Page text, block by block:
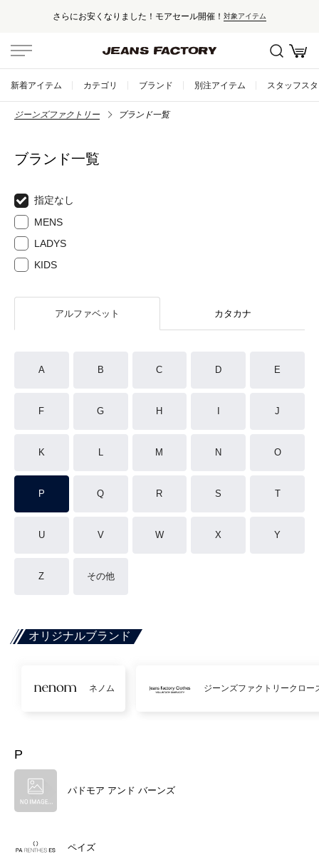
セール開催！ 対象アイテム セール対象外アイテム
新着アイテム カテゴリ ブランド 別注アイテム スタッフス
ジーンズファクトリー ブランド一覧
ブランド一覧
指定なし
MENS
LADYS
KIDS
アルファベット カタカナ
A B C D E
F G H J
K L M N O
P Q R S T
U V W X Y
Z その他
オリジナルブランド
ネノム ジーンズファクトリークロー
P
パドモア アンド バーンズ
ペイズ